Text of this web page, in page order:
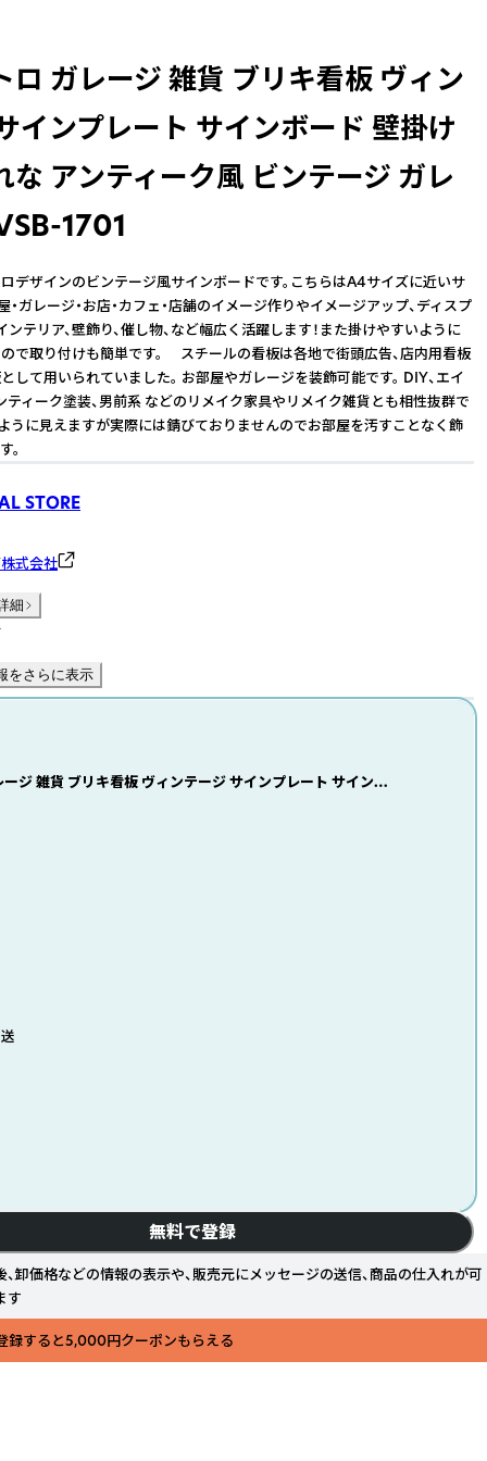
ロ ガレージ 雑貨 ブリキ看板 ヴィン
インプレート サインボード 壁掛け
な アンティーク風 ビンテージ ガレ
1701
デザインのビンテージ風サインボードです。こちらはA4サイズに近いサ
・ガレージ・お店・カフェ・店舗のイメージ作りやイメージアップ、ディスプ
ンテリア、壁飾り、催し物、など幅広く活躍します！また掛けやすいように
で取り付けも簡単です。 スチールの看板は各地で街頭広告、店内用看板
して用いられていました。 お部屋やガレージを装飾可能です。 DIY、エイ
ティーク塗装、男前系 などのリメイク家具やリメイク雑貨とも相性抜群で
うに見えますが実際には錆びておりませんのでお部屋を汚すことなく飾
。
STORE
式会社
細
をさらに表示
ジ 雑貨 ブリキ看板 ヴィンテージ サインプレート サインボ
無料で登録
、卸価格などの情報の表示や、販売元にメッセージの送信、商品の仕入れが可
す
登録すると5,000円クーポンもらえる